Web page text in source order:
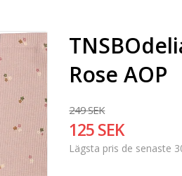
Rose AOP
249 SEK
125 SEK
Lägsta pris de senaste